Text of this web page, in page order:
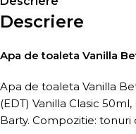
Descriere
Apa de toaleta Vanilla
Apa de toaleta Vanilla
(EDT) Vanilla Clasic
Barty. Compozitie: tonuri